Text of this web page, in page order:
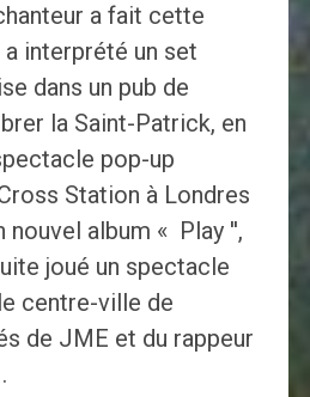
a fait cette
a interprété un set
dans un pub de
la Saint-Patrick, en
pop-up
Station à Londres
album « Play '',
joué un spectacle
centre-ville de
de JME et du rappeur